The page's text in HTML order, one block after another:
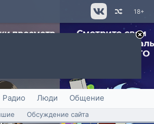
18+
Радио Люди Общение
Обсуждение сайта